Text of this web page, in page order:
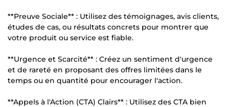
**Preuve Sociale** : Utilisez des témoignages, avis clients,
études de cas, ou résultats concrets pour montrer que
votre produit ou service est fiable.
**Urgence et Scarcité** : Créez un sentiment d'urgence
et de rareté en proposant des offres limitées dans le
temps ou en quantité pour encourager l'action.
**Appels à l'Action (CTA) Clairs** : Utilisez des CTA bien